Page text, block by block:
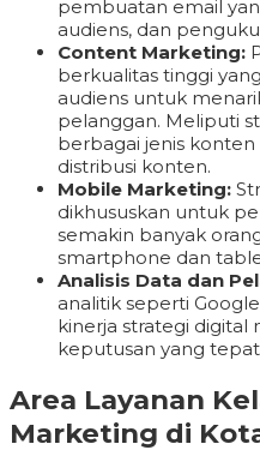
pembuatan email
audiens, dan
Content Marketing:
berkualitas tinggi
audiens untuk
pelanggan. Meliputi
berbagai jenis konten
distribusi konten.
Mobile Marketing:
dikhususkan untuk
semakin banyak
smartphone dan
Analisis Data dan
analitik seperti
kinerja strategi
keputusan yang
Area Layanan
Marketing di